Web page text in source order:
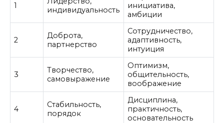
1
индивидуальность
инициатива,
амбиции
2
Доброта,
партнерство
Сотрудничество,
адаптивность,
интуиция
3
Творчество,
самовыражение
Оптимизм,
общительность,
воображение
4
Стабильность,
порядок
Дисциплина,
практичность,
основательность